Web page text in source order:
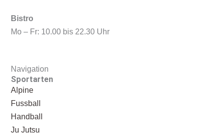
Bistro
Mo – Fr: 10.00 bis 22.30 Uhr
Navigation
Sportarten
Alpine
Fussball
Handball
Ju Jutsu